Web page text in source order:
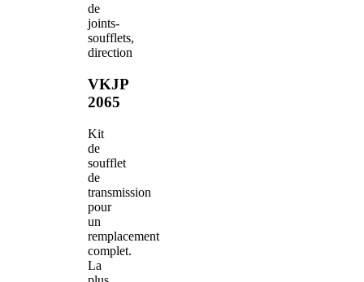
de
joints-
soufflets,
direction
VKJP
2065
Kit
de
soufflet
de
transmission
pour
un
remplacement
complet.
La